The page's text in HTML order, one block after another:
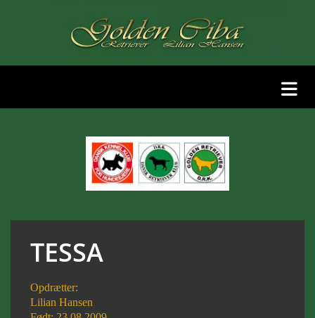
TESSA
Opdrætter:
Lilian Hansen